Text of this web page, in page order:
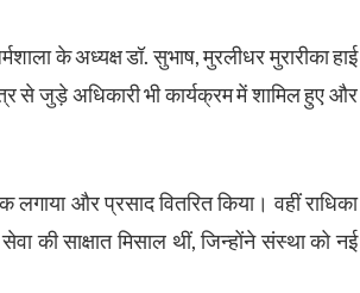
के अध्यक्ष डॉ. सुभाष, मुरलीधर मुरारीका हाई
से जुड़े अधिकारी भी कार्यक्रम में शामिल हुए और
और प्रसाद वितरित किया। वहीं राधिका
की साक्षात मिसाल थीं, जिन्होंने संस्था को नई